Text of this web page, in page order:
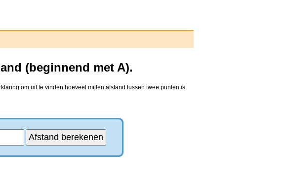
(beginnend met A).
om uit te vinden hoeveel mijlen afstand tussen twee punten is